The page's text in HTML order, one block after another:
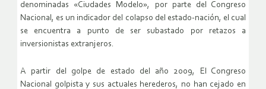
denominadas «Ciudades Modelo», por parte del Congreso
Nacional, es un indicador del colapso del estado-nación, el cual
se encuentra a punto de ser subastado por retazos a
inversionistas extranjeros.
A partir del golpe de estado del año 2009, El Congreso
Nacional golpista y sus actuales herederos, no han cejado en